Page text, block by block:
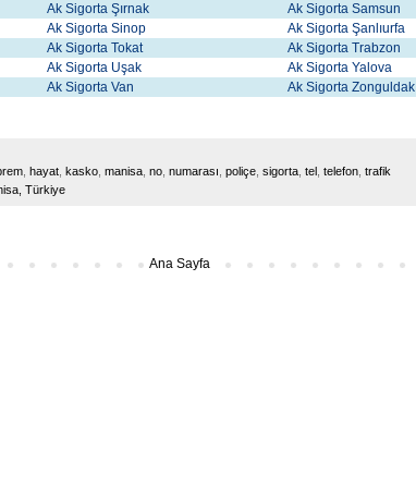
Ak Sigorta Şırnak
Ak Sigorta Samsun
Ak Sigorta Sinop
Ak Sigorta Şanlıurfa
Ak Sigorta Tokat
Ak Sigorta Trabzon
Ak Sigorta Uşak
Ak Sigorta Yalova
Ak Sigorta Van Ak Sigorta Zonguldak
hayat kasko manisa no numarası poliçe sigorta tel telefon trafik
Türkiye
Ana Sayfa